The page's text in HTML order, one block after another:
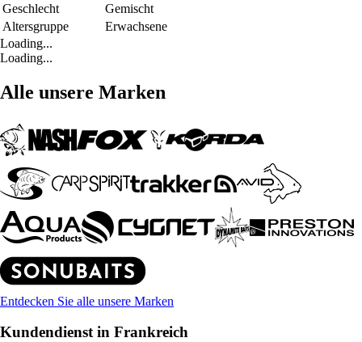
Geschlecht
Gemischt
Altersgruppe
Erwachsene
Loading...
Loading...
Alle unsere Marken
Entdecken Sie alle unsere Marken
Kundendienst in Frankreich